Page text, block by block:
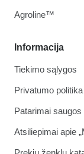
Informacija
Tiekimo sąlygos
Privatumo politika
Patarimai
Atsiliepimai apie
Agroline™